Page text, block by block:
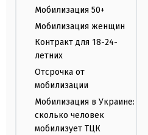
Мобилизация 50+
Мобилизация женщин
Контракт для 18-24-
летних
Отсрочка от
мобилизации
Мобилизация в Украине:
сколько человек
мобилизует ТЦК